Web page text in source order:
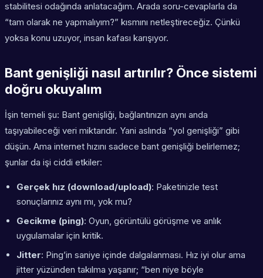
stabilitesi odağında anlatacağım. Arada soru-cevaplarla da
“tam olarak ne yapmalıyım?” kısmını netleştireceğiz. Çünkü
yoksa konu uzuyor, insan kafası karışıyor.
Bant genişliği nasıl artırılır? Önce sistemi
doğru okuyalım
İşin temeli şu: Bant genişliği, bağlantınızın aynı anda
taşıyabileceği veri miktarıdır. Yani aslında “yol genişliği” gibi
düşün. Ama internet hızını sadece bant genişliği belirlemez;
şunlar da işi ciddi etkiler:
Gerçek hız (download/upload): Paketinizle test
sonuçlarınız aynı mı, yok mu?
Gecikme (ping): Oyun, görüntülü görüşme ve anlık
uygulamalar için kritik.
Jitter: Ping’in saniye içinde dalgalanması. Hız iyi olur ama
jitter yüzünden takılma yaşanır; “ben niye böyle